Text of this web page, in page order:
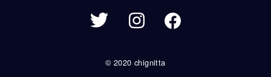
© 2020 chignitta